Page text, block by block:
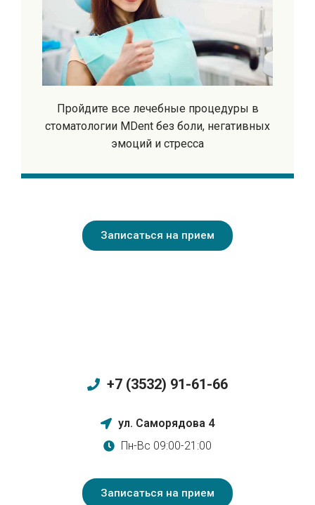
Пройдите все лечебные процедуры в
стоматологии MDent без боли, негативных
эмоций и стресса
Записаться на прием
+7 (3532) 91-61-66
ул. Саморядова 4
Пн-Вс 09:00-21:00
Записаться на прием